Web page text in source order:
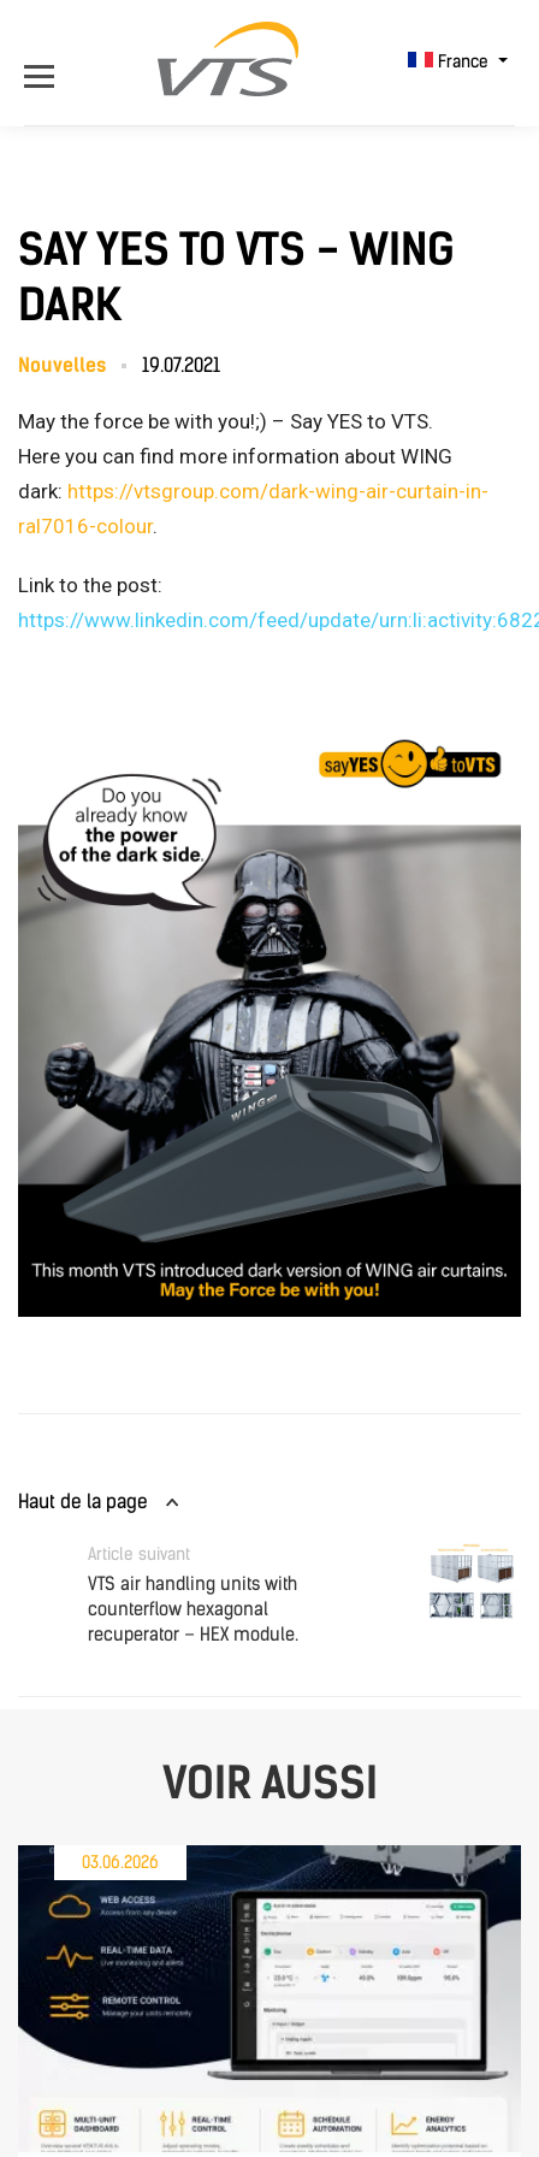
France
SAY YES TO VTS - WING
DARK
Nouvelles 19.07.2021
May the force be with you!;) – Say YES to VTS.
Here you can find more information about WING
dark: https://vtsgroup.com/dark-wing-air-curtain-in-
ral7016-colour.
Link to the post:
https://www.linkedin.com/feed/update/
Haut de la page
Article suivant
VTS air handling units with
counterflow hexagonal
recuperator – HEX module.
VOIR AUSSI
03.06.2026